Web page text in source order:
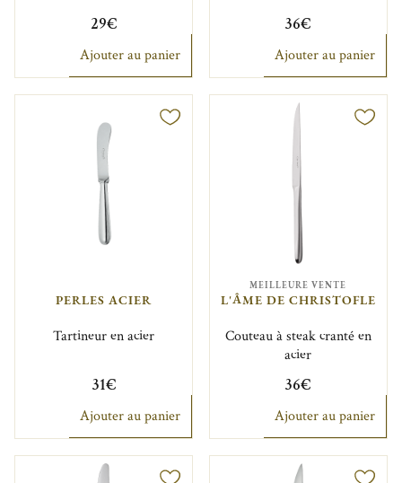
29€
Ajouter au panier
36€
Ajouter au panier
PERLES ACIER
Tartineur en acier
31€
Ajouter au panier
MEILLEURE VENTE
L'ÂME DE CHRISTOFLE
Couteau à steak cranté en
acier
36€
Ajouter au panier